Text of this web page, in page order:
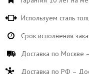
Используем сталь
Срок исполнения
Доставка по
Доставка по РФ –